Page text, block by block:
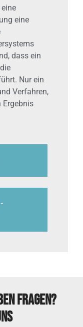
eine
dass ein
Nur ein
Verfahren,
Ergebnis
Fragen?